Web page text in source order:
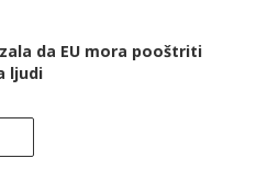
da EU mora pooštriti
ljudi